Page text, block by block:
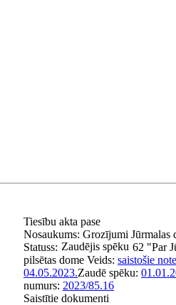
Tiesību akta pase
Nosaukums: Grozījumi Jūrmalas
62 "Par
Statuss: Zaudējis spēku
pilsētas dome Veids: saistošie
04.05.2023.Zaudē spēku:
numurs: 2023/85.16
Saistītie dokumenti